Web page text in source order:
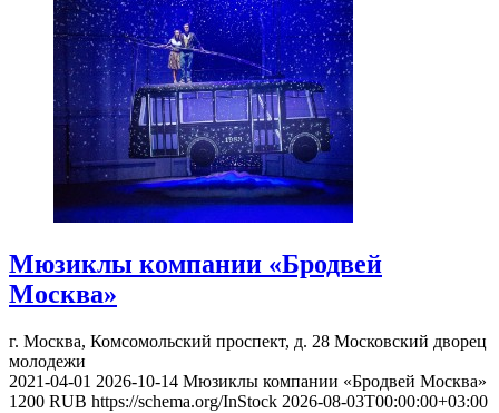
Мюзиклы компании «Бродвей
Москва»
г. Москва, Комсомольский проспект, д. 28 Московский дворец
молодежи
2021-04-01 2026-10-14 Мюзиклы компании «Бродвей Москва»
1200 RUB https://schema.org/InStock 2026-08-03T00:00:00+03:00